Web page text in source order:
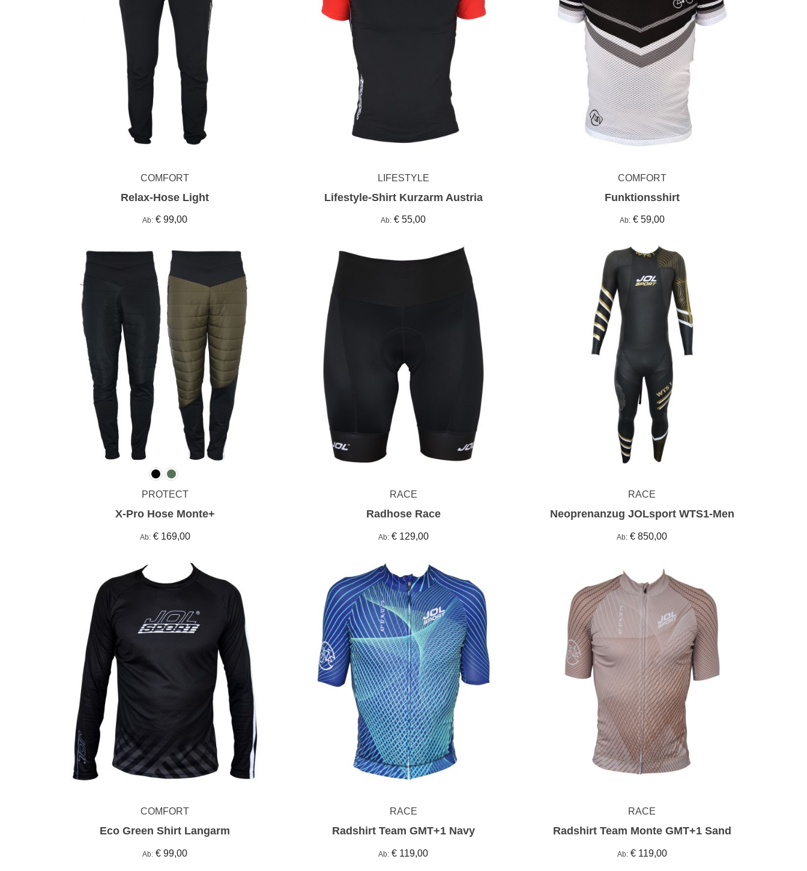
COMFORT
Relax-Hose Light
Ab € 99,00
LIFESTYLE
Lifestyle-Shirt Kurzarm Austria
Ab € 55,00
COMFORT
Funktionsshirt
Ab € 59,00
PROTECT
X-Pro Hose Monte+
Ab € 169,00
RACE
Radhose Race
Ab € 129,00
RACE
Neoprenanzug JOLsport WTS1-Men
Ab € 850,00
COMFORT
Eco Green Shirt Langarm
Ab € 99,00
RACE
Radshirt Team GMT+1 Navy
Ab € 119,00
RACE
Radshirt Team Monte GMT+1 Sand
Ab € 119,00